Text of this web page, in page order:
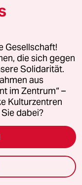
Gesellschaft!
die sich gegen
Solidarität.
aus
im Zentrum“ –
Kulturzentren
dabei?